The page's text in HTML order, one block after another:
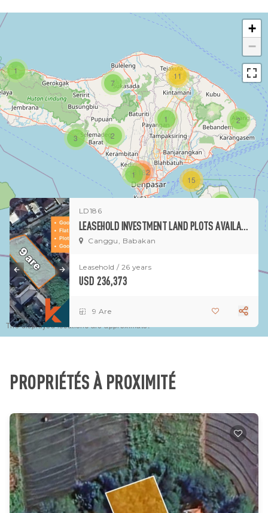
1
1
1
3
7
2
15
11
3182
2
+
−
The displayed locations are approximate.
LD186
LEASEHOLD INVESTMENT LAND PLOTS AVAILABLE IN PADANG TAWANG BABAKAN
Canggu, Babakan
Leasehold / 26 years
USD 236,373
9 Are
PROPRIÉTÉS À PROXIMITÉ